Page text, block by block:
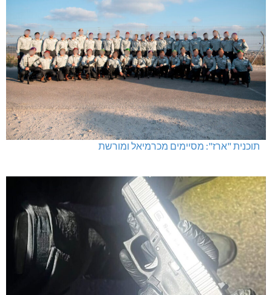
תוכנית "ארז": מסיימים מכרמיאל ומורשת